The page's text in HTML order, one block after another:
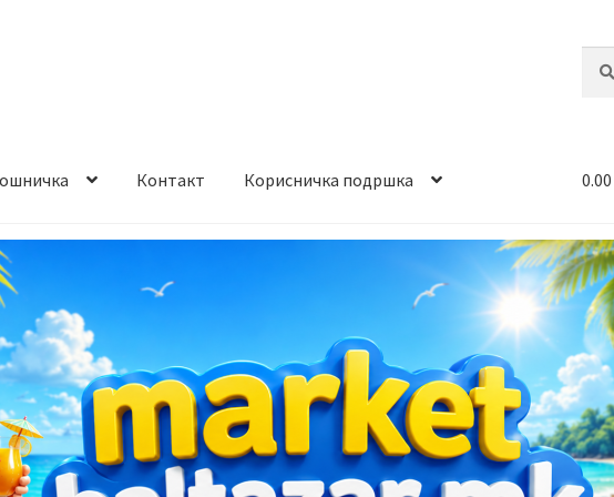
for:
Контакт Корисничка подршка
и начин на плаќање
на производ Услови за користење
0.00